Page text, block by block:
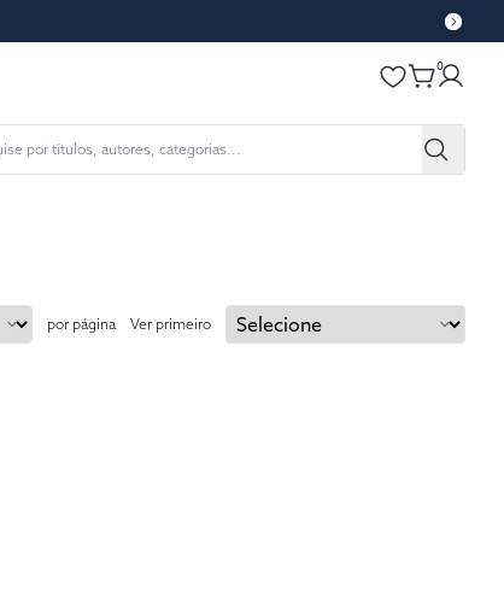
0
por página Ver primeiro